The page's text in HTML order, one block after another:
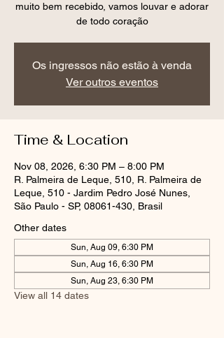
muito bem recebido, vamos louvar e adorar
de todo coração
Os ingressos não estão à venda
Ver outros eventos
Time & Location
Nov 08, 2026, 6:30 PM – 8:00 PM
R. Palmeira de Leque, 510, R. Palmeira de
Leque, 510 - Jardim Pedro José Nunes,
São Paulo - SP, 08061-430, Brasil
Other dates
Sun, Aug 09, 6:30 PM
Sun, Aug 16, 6:30 PM
Sun, Aug 23, 6:30 PM
View all 14 dates